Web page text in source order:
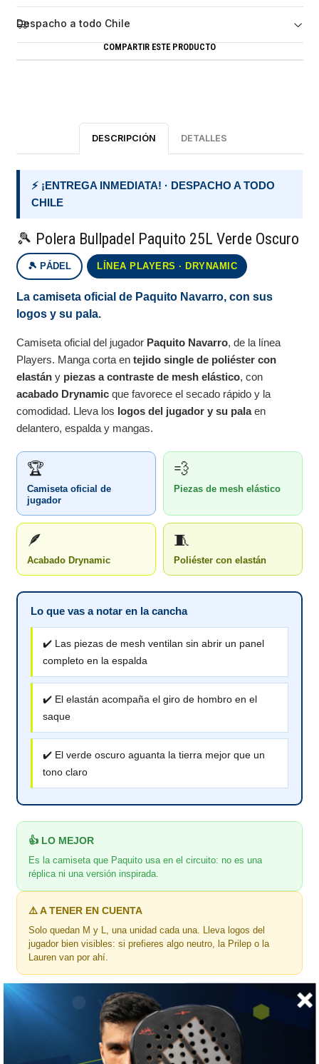
Despacho a todo Chile
COMPARTIR ESTE PRODUCTO
DESCRIPCIÓN DETALLES
⚡ ¡ENTREGA INMEDIATA! · DESPACHO A TODO
CHILE
🎾 Polera Bullpadel Paquito 25L Verde Oscuro
🎾 PÁDEL LÍNEA PLAYERS · DRYNAMIC
La camiseta oficial de Paquito Navarro, con sus
logos y su pala.
Camiseta oficial del jugador Paquito Navarro, de la línea
Players. Manga corta entejido single de poliéster con
elastán y piezas a contraste de mesh elástico, con
acabado Drynamic que favorece el secado rápido y la
comodidad. Lleva los logos del jugador y su palaen
delantero, espalda y mangas.
🏆
Camiseta oficial de
jugador
💨
Piezas de mesh elástico
🪶
Acabado Drynamic
🧵
Poliéster con elastán
Lo que vas a notar en la cancha
✔️ Las piezas de mesh ventilan sin abrir un panel
completo en la espalda
✔️ El elastán acompaña el giro de hombro en el
saque
✔️ El verde oscuro aguanta la tierra mejor que un
tono claro
👍 LO MEJOR
Es la camiseta que Paquito usa en el circuito: no es una
réplica ni una versión inspirada.
⚠️ A TENER EN CUENTA
Solo quedan M y L, una unidad cada una. Lleva logos del
jugador bien visibles: si prefieres algo neutro, la Prilep o la
Lauren van por ahí.
🎯 ¿Para quién es?
Para el que sigue a Paquito y quiere jugar con la camiseta que